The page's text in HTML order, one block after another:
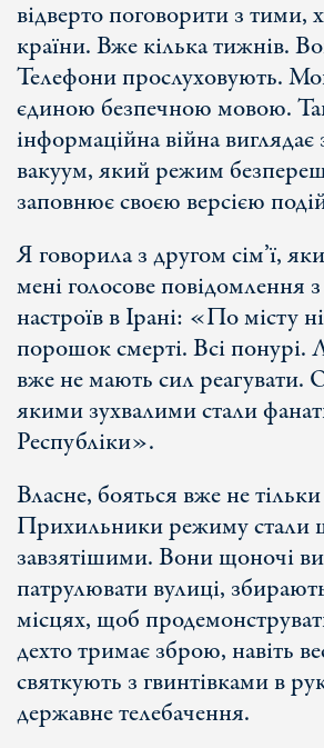
відверто поговорити з тими,
країни. Вже кілька тижнів.
Телефони прослуховують.
єдиною безпечною мовою.
інформаційна війна
вакуум, який режим
заповнює своєю версією
Я говорила з другом сім’ї,
мені голосове повідомлення
настроїв в Ірані: «По місту
порошок смерті. Всі понурі.
вже не мають сил реагувати.
якими зухвалими стали
Республіки».
Власне, бояться вже не
Прихильники режиму стали
завзятішими. Вони щоночі
патрулювати вулиці,
місцях, щоб
дехто тримає зброю, навіть
святкують з гвинтівками в
державне телебачення.